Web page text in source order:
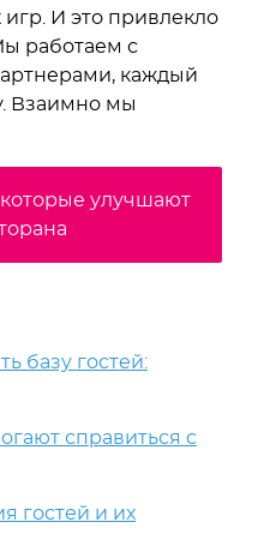
И это привлекло
работаем с
каждый
Взаимно мы
улучшают
базу гостей:
справиться с
гостей и их